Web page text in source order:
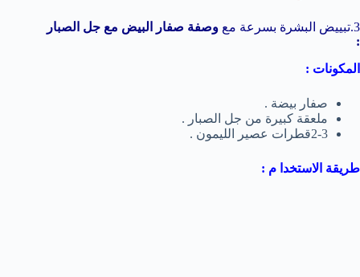
3.تبييض البشرة بسرعة مع
وصفة صفار البيض مع جل الصبار
:
المكونات :
صفار بيضة .
ملعقة كبيرة من جل الصبار .
2-3قطرات عصير الليمون .
طريقة الاستخدا م :